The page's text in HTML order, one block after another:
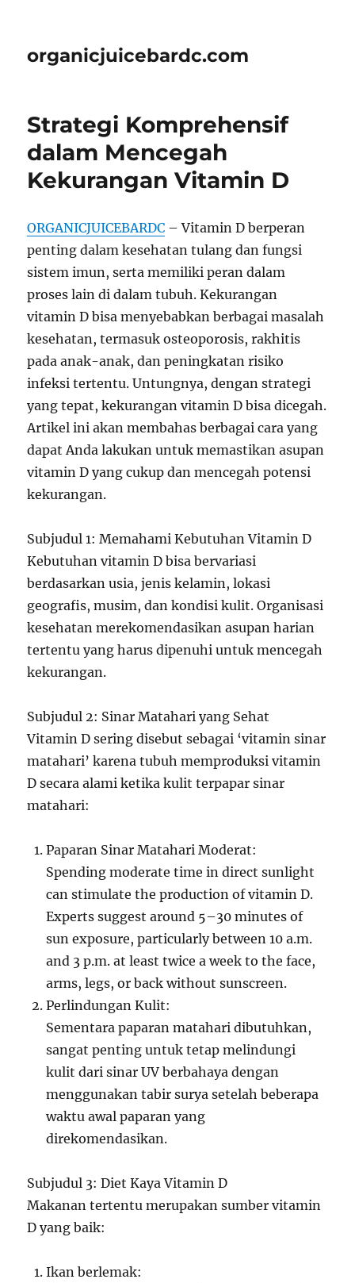
organicjuicebardc.com
Strategi Komprehensif
dalam Mencegah
Kekurangan Vitamin D
ORGANICJUICEBARDC – Vitamin D berperan
penting dalam kesehatan tulang dan fungsi
sistem imun, serta memiliki peran dalam
proses lain di dalam tubuh. Kekurangan
vitamin D bisa menyebabkan berbagai masalah
kesehatan, termasuk osteoporosis, rakhitis
pada anak-anak, dan peningkatan risiko
infeksi tertentu. Untungnya, dengan strategi
yang tepat, kekurangan vitamin D bisa dicegah.
Artikel ini akan membahas berbagai cara yang
dapat Anda lakukan untuk memastikan asupan
vitamin D yang cukup dan mencegah potensi
kekurangan.
Subjudul 1: Memahami Kebutuhan Vitamin D
Kebutuhan vitamin D bisa bervariasi
berdasarkan usia, jenis kelamin, lokasi
geografis, musim, dan kondisi kulit. Organisasi
kesehatan merekomendasikan asupan harian
tertentu yang harus dipenuhi untuk mencegah
kekurangan.
Subjudul 2: Sinar Matahari yang Sehat
Vitamin D sering disebut sebagai ‘vitamin sinar
matahari’ karena tubuh memproduksi vitamin
D secara alami ketika kulit terpapar sinar
matahari:
Paparan Sinar Matahari Moderat:
Spending moderate time in direct sunlight
can stimulate the production of vitamin D.
Experts suggest around 5–30 minutes of
sun exposure, particularly between 10 a.m.
and 3 p.m. at least twice a week to the face,
arms, legs, or back without sunscreen.
Perlindungan Kulit:
Sementara paparan matahari dibutuhkan,
sangat penting untuk tetap melindungi
kulit dari sinar UV berbahaya dengan
menggunakan tabir surya setelah beberapa
waktu awal paparan yang
direkomendasikan.
Subjudul 3: Diet Kaya Vitamin D
Makanan tertentu merupakan sumber vitamin
D yang baik:
Ikan berlemak: